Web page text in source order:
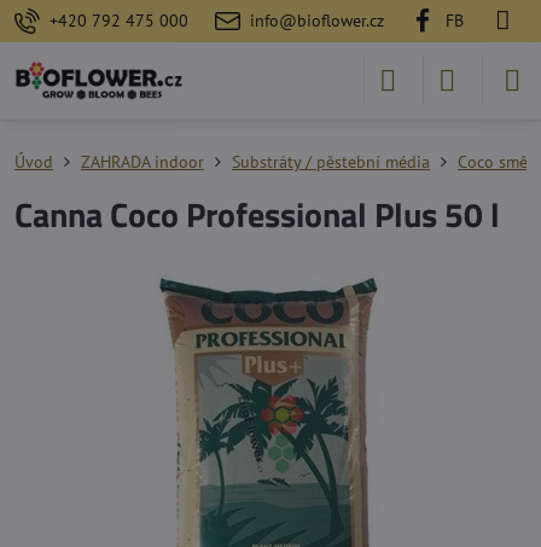
+420 792 475 000 info@bioflower.cz FB
Úvod ZAHRADA indoor Substráty / pěstební média Coco
Canna Coco Professional Plus 50 l